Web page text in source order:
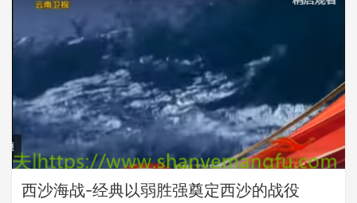
西沙海战-经典以弱胜强奠定西沙的战役